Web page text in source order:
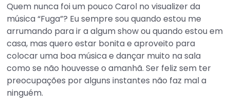
Quem nunca foi um pouco Carol no visualizer da
música “Fuga”? Eu sempre sou quando estou me
arrumando para ir a algum show ou quando estou em
casa, mas quero estar bonita e aproveito para
colocar uma boa música e dançar muito na sala
como se não houvesse o amanhã. Ser feliz sem ter
preocupações por alguns instantes não faz mal a
ninguém.